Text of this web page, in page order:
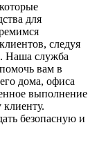
для
следуя
Наша служба
вам в
дома, офиса
выполнение
безопасную и